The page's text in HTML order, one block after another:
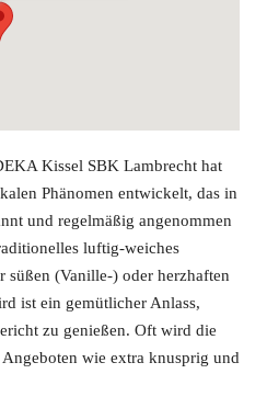
Kissel SBK Lambrecht hat
Phänomen entwickelt, das in
und regelmäßig angenommen
luftig-weiches
süßen (Vanille-) oder herzhaften
ist ein gemütlicher Anlass,
zu genießen. Oft wird die
wie extra knusprig und